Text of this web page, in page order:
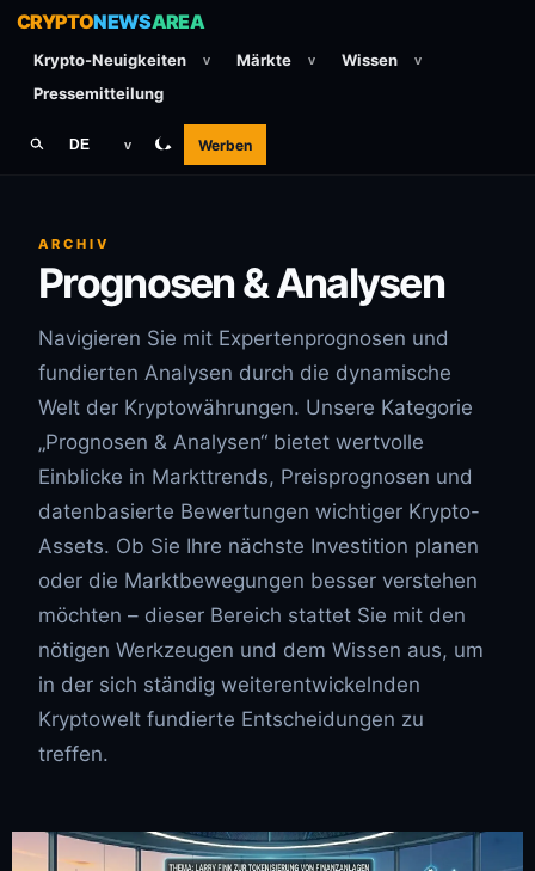
CRYPTONEWSAREA
Krypto-Neuigkeiten v Märkte v Wissen v
Pressemitteilung
DE v Werben
ARCHIV
Prognosen & Analysen
Navigieren Sie mit Expertenprognosen und
fundierten Analysen durch die dynamische
Welt der Kryptowährungen. Unsere Kategorie
„Prognosen & Analysen“ bietet wertvolle
Einblicke in Markttrends, Preisprognosen und
datenbasierte Bewertungen wichtiger Krypto-
Assets. Ob Sie Ihre nächste Investition planen
oder die Marktbewegungen besser verstehen
möchten – dieser Bereich stattet Sie mit den
nötigen Werkzeugen und dem Wissen aus, um
in der sich ständig weiterentwickelnden
Kryptowelt fundierte Entscheidungen zu
treffen.